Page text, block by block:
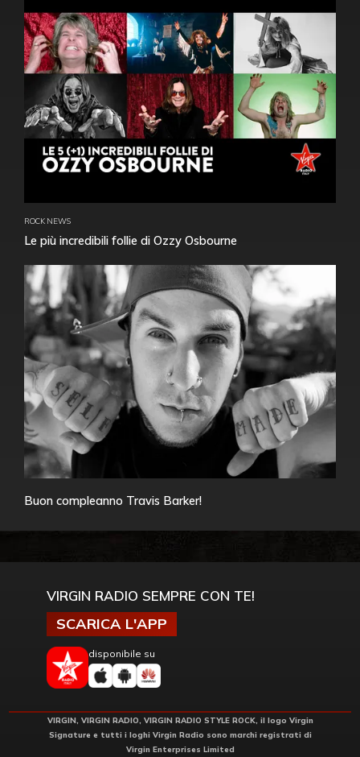
ROCK NEWS
Le più incredibili follie di Ozzy Osbourne
Buon compleanno Travis Barker!
VIRGIN RADIO SEMPRE CON TE!
SCARICA L'APP
disponibile su
VIRGIN, VIRGIN RADIO, VIRGIN RADIO STYLE ROCK, il logo Virgin
Signature e tutti i loghi Virgin Radio sono marchi registrati di
Virgin Enterprises Limited